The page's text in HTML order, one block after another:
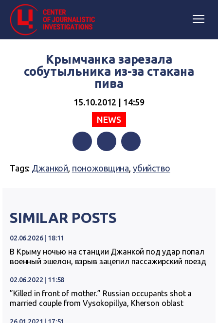
Крымчанка зарезала
собутыльника из-за стакана
пива
15.10.2012 | 14:59
NEWS
Tags: Джанкой, поножовщина, убийство
SIMILAR POSTS
02.06.2026 | 18:11
В Крыму ночью на станции Джанкой под удар попал
военный эшелон, взрыв зацепил пассажирский поезд
02.06.2022 | 11:58
”Killed in front of mother.” Russian occupants shot a
married couple from Vysokopillya, Kherson oblast